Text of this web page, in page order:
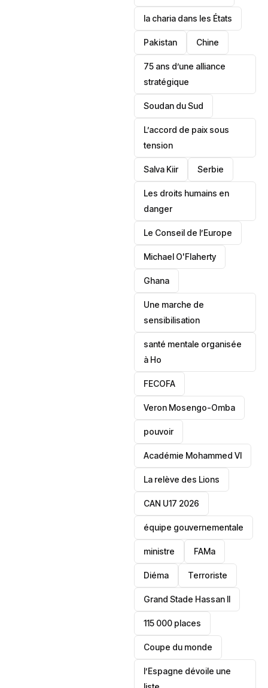
la charia dans les États
‎Pakistan Chine
75 ans d’une alliance
stratégique
‎Soudan du Sud
L’accord de paix sous
tension
Salva Kiir ‎Serbie
Les droits humains en
danger
‎Le Conseil de l’Europe
Michael O'Flaherty
‎Ghana
Une marche de
sensibilisation
santé mentale organisée
à Ho
‎FECOFA
Veron Mosengo-Omba
pouvoir
Académie Mohammed VI
La relève des Lions
CAN U17 2026
équipe gouvernementale
ministre FAMa
Diéma Terroriste
Grand Stade Hassan II
115 000 places
‎Coupe du monde
l’Espagne dévoile une